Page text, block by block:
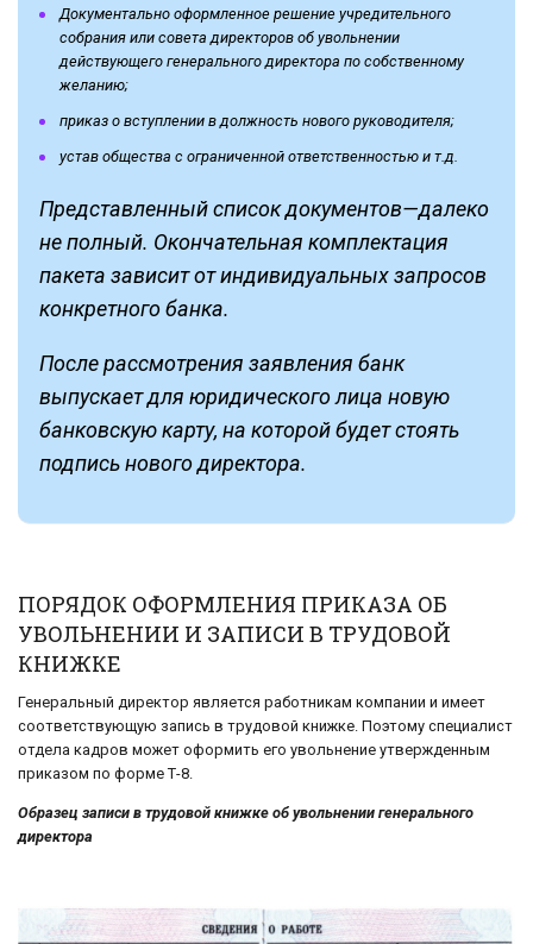
Документально оформленное решение учредительного
собрания или совета директоров об увольнении
действующего генерального директора по собственному
желанию;
приказ о вступлении в должность нового руководителя;
устав общества с ограниченной ответственностью и т.д.
Представленный список документов—далеко
не полный. Окончательная комплектация
пакета зависит от индивидуальных запросов
конкретного банка.
После рассмотрения заявления банк
выпускает для юридического лица новую
банковскую карту, на которой будет стоять
подпись нового директора.
ПОРЯДОК ОФОРМЛЕНИЯ ПРИКАЗА ОБ
УВОЛЬНЕНИИ И ЗАПИСИ В ТРУДОВОЙ
КНИЖКЕ
Генеральный директор является работникам компании и имеет
соответствующую запись в трудовой книжке. Поэтому специалист
отдела кадров может оформить его увольнение утвержденным
приказом по форме Т-8.
Образец записи в трудовой книжке об увольнении генерального
директора